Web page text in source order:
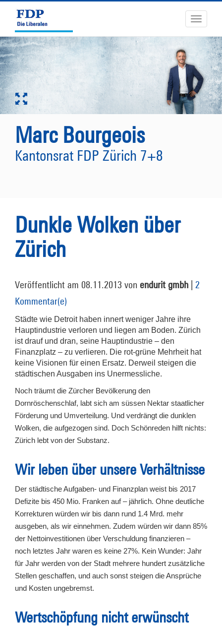
Toggle
Marc Bourgeois
Kantonsrat FDP Zürich 7+8
Dunkle Wolken über
Zürich
Veröffentlicht am 08.11.2013 von endurit gmbh
2
Kommentar(e)
Städte wie Detroit haben innert weniger Jahre ihre
Hauptindustrie verloren und liegen am Boden. Zürich
ist drauf und dran, seine Hauptindustrie – den
Finanzplatz – zu verlieren. Die rot-grüne Mehrheit hat
keine Visionen für einen Ersatz. Derweil steigen die
städtischen Ausgaben ins Unermessliche.
Noch träumt die Zürcher Bevölkerung den
Dornröschenschlaf, labt sich am süssen Nektar staatlicher
Förderung und Umverteilung. Und verdrängt die dunklen
Wolken, die aufgezogen sind. Doch Schönreden hilft nichts:
Zürich lebt von der Substanz.
Wir leben über unsere Verhältnisse
Der städtische Aufgaben- und Finanzplan weist bis 2017
Defizite bis 450 Mio. Franken auf – jährlich. Ohne deutliche
Korrekturen würden wir bis dann rund 1.4 Mrd. mehr
ausgeben, als wir einnehmen. Zudem würden wir dann 85%
der Nettoinvestitionen über Verschuldung finanzieren –
noch letztes Jahr waren es keine 27%. Kein Wunder: Jahr
für Jahr werden von der Stadt mehrere hundert zusätzliche
Stellen geschaffen, und auch sonst steigen die Ansprüche
und Kosten ungebremst.
Wertschöpfung nicht erwünscht